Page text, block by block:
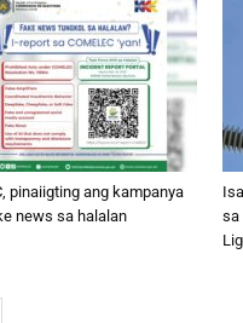
pinaiigting ang kampanya
news sa halalan
sa